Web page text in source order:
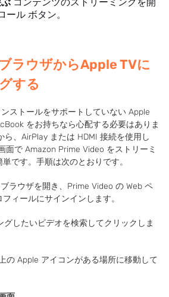
ル ボタン。
ラウザからApple TVに
する
ストールをサポートしていない Apple
をお持ちなら心配する必要はありま
、AirPlay または HDMI 接続を使用し
面で Amazon Prime Video をストリーミ
です。手順は次のとおりです。
ラウザを開き、Prime Video の Web ペ
ィールにサインインします。
グしたいビデオを検索してクリックしま
の Apple アイコンがある場所に移動して